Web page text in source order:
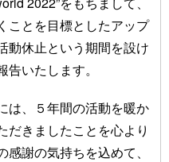
ことを目標としたアップ
動休止という期間を設け
いたします。
は、５年間の活動を暖か
だきましたことを心より
謝の気持ちを込めて、